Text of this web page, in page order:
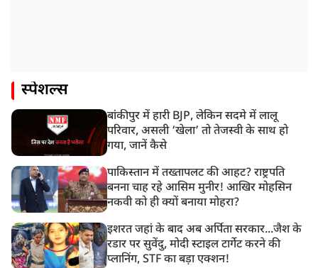
स्पेशल्स
बांकीपुर में हारी BJP, लेकिन सदमे में लालू
परिवार, असली ‘खेला’ तो तेजस्वी के साथ हो
गया, जानें कैसे
पाकिस्तान में तख्तापलट की आहट? राष्ट्रपति
बनना चाह रहे आसिम मुनीर! आखिर मोहसिन
नकवी को ही क्यों बनाया मोहरा?
इशरत जहां के बाद अब अर्पिता सरकार...जैश के
रडार पर सुवेंदु, मोदी स्टाइल टार्गेट करने की
प्लानिंग, STF का बड़ा एक्शन!